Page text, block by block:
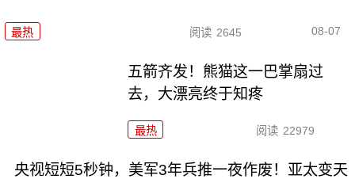
最热 阅读 2645 08-07
五箭齐发！熊猫这一巴掌扇过
去，大漂亮终于知疼
最热 阅读 22979
央视短短5秒钟，美军3年兵推一夜作废！亚太变天